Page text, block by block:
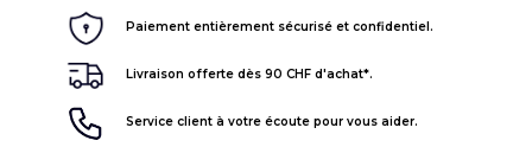
Paiement entièrement sécurisé et confidentiel.
Livraison offerte dès 90 CHF d'achat*.
Service client à votre écoute pour vous aider.